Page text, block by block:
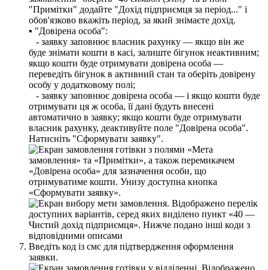
"Примітки" додайте "Дохід підприємця за період..." і
обов'язково вкажіть період, за який знімаєте дохід.
▪ "Довірена особа":
- заявку заповнює власник рахунку — якщо він же
буде знімати кошти в касі, залиште бігунок неактивним;
якщо кошти буде отримувати довірена особа —
переведіть бігунок в активний стан та оберіть довірену
особу у додатковому полі;
- заявку заповнює довірена особа — і якщо кошти буде
отримувати ця ж особа, її дані будуть внесені
автоматично в заявку; якщо кошти буде отримувати
власник рахунку, деактивуйте поле "Довірена особа".
Натисніть "Сформувати заявку".
Введіть код із смс для підтвердження оформлення
заявки.